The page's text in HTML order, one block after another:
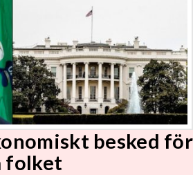
besked för
folket